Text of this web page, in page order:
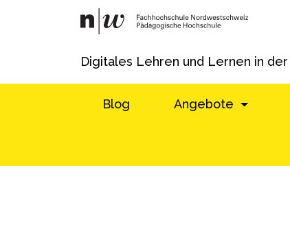
Digitales Lehren und Lernen in
Blog Angebote